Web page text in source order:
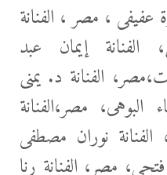
، مصر ، الفنانة
إيمان عبد
الفنانة د. يمنى
البوهى، مصر،الفنانة
نوران مصطفى
مصر، الفنانة رنا